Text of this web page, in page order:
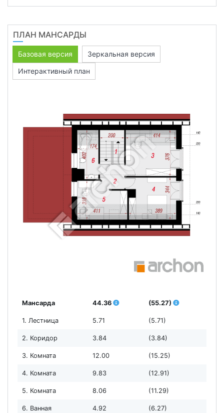
ПЛАН МАНСАРДЫ
Базовая версия
Зеркальная версия
Интерактивный план
Мансарда 44.36 (55.27)
1. Лестница 5.71 (5.71)
2. Коридор 3.84 (3.84)
3. Комната 12.00 (15.25)
4. Комната 9.83 (12.91)
5. Комната 8.06 (11.29)
6. Ванная 4.92 (6.27)